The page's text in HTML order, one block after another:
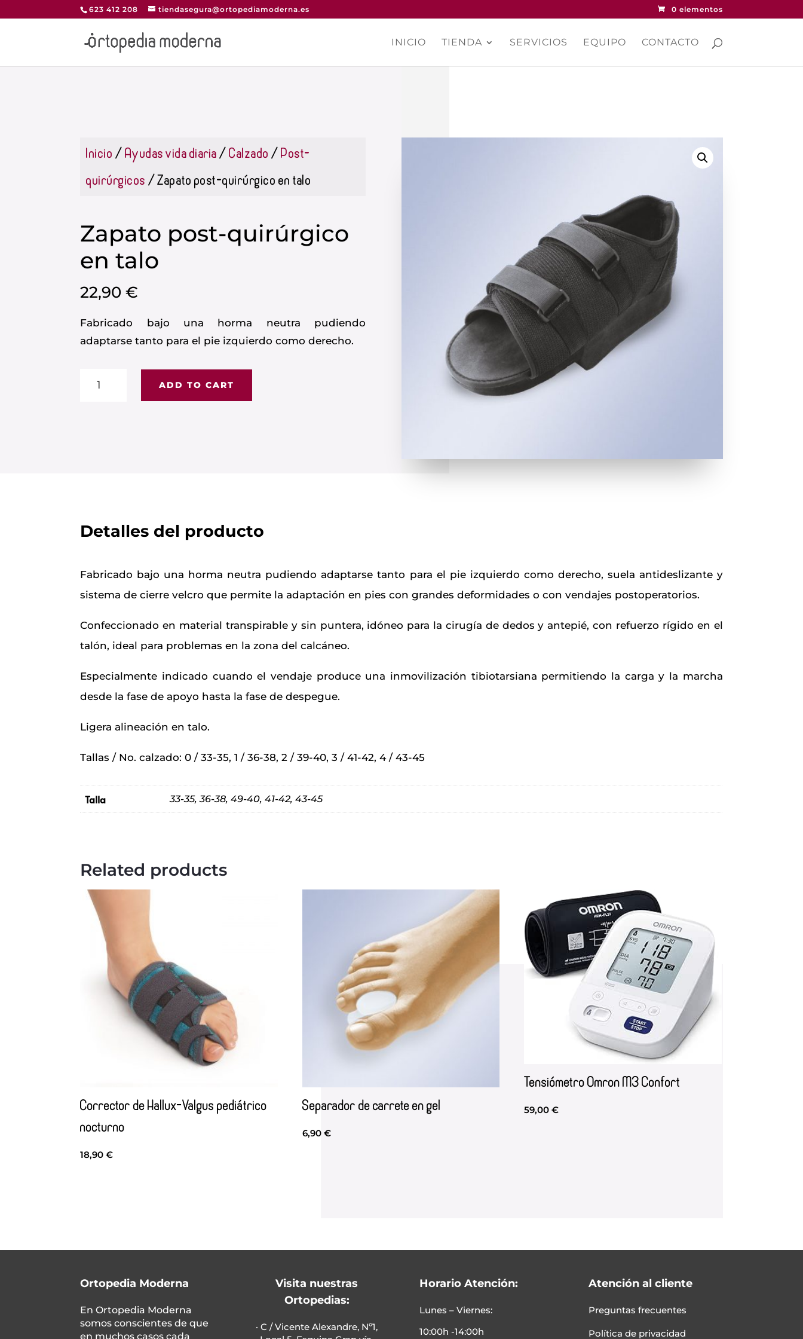
623 412 208 tiendasegura@ortopediamoderna.es 0 elementos
INICIO TIENDA SERVICIOS EQUIPO CONTACTO
Inicio/Ayudas vida diaria/Calzado/Post-
quirúrgicos/ Zapato post-quirúrgico en talo
Zapato post-quirúrgico
en talo
22,90€
Fabricado bajo una horma neutra pudiendo
adaptarse tanto para el pie izquierdo como derecho.
post-
ADD TO CART
Detalles del producto
Fabricado bajo una horma neutra pudiendo adaptarse tanto para el pie izquierdo como derecho, suela antideslizante y
sistema de cierre velcro que permite la adaptación en pies con grandes deformidades o con vendajes postoperatorios.
Confeccionado en material transpirable y sin puntera, idóneo para la cirugía de dedos y antepié, con refuerzo rígido en el
talón, ideal para problemas en la zona del calcáneo.
Especialmente indicado cuando el vendaje produce una inmovilización tibiotarsiana permitiendo la carga y la marcha
desde la fase de apoyo hasta la fase de despegue.
Ligera alineación en talo.
Tallas / No. calzado: 0 / 33-35, 1 / 36-38, 2 / 39-40, 3 / 41-42, 4 / 43-45
Talla 33-35, 36-38, 49-40, 41-42, 43-45
Related products
Corrector de Hallux-Valgus pediátrico
nocturno
18,90€
Separador de carrete en gel
6,90 €
Tensiómetro Omron M3 Confort
59,00€
Ortopedia Moderna
EnOrtopedia Moderna
somos conscientes de que
en muchos casos cada
Visita nuestras
Ortopedias:
· C / Vicente Alexandre, Nº1,
Horario Atención:
Lunes – Viernes:
10:00h -14:00h
Atención al cliente
Preguntas frecuentes
Política de privacidad